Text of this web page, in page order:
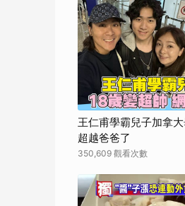
王仁甫學霸兒子加拿
超越爸爸了
350,609 觀看次數